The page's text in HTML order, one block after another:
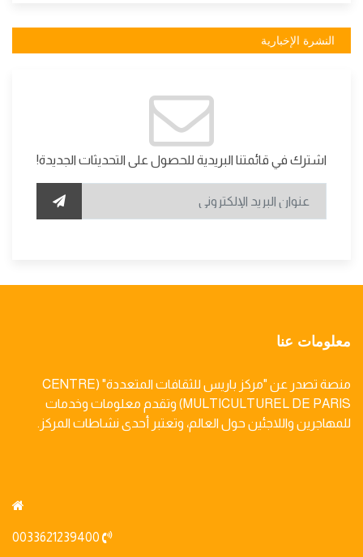
النشرة الإخبارية
اشترك في قائمتنا البريدية للحصول على التحديثات الجديدة!
معلومات عنا
منصة تصدر عن "مركز باريس للثقافات المتعددة" (CENTRE
MULTICULTUREL DE PARIS) وتقدم معلومات وخدمات
للمهاجرين واللاجئين حول العالم، وتعتبر أحدى نشاطات المركز.